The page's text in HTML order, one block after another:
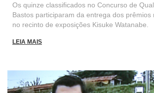
Os quinze classificados no Concurso de
Bastos participaram da entrega dos prêmios
no recinto de exposições Kisuke Watanabe.
LEIA MAIS